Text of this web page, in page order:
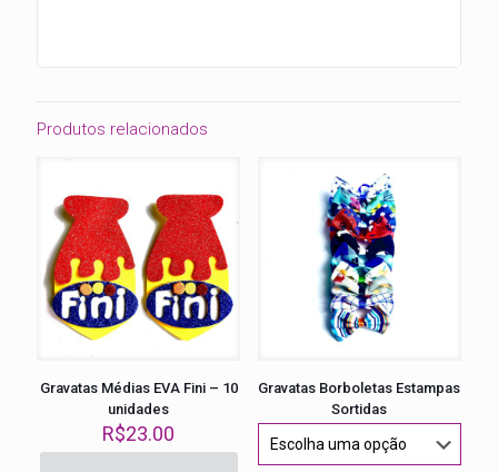
Produtos relacionados
Gravatas Médias EVA Fini – 10
unidades
R$23.00
Gravatas Borboletas Estampas
Sortidas